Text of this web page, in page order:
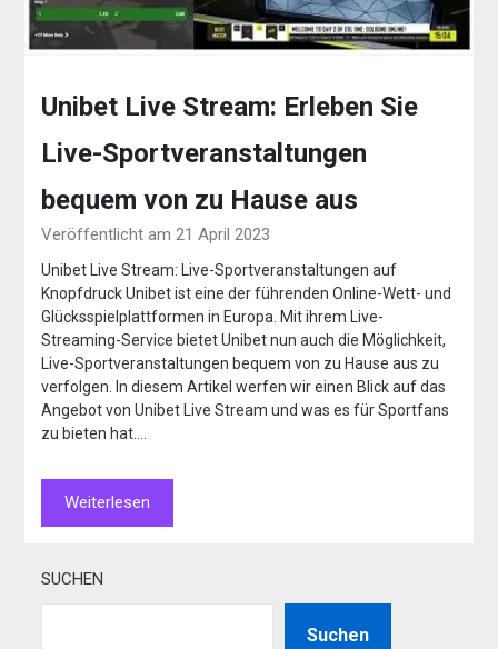
Unibet Live Stream: Erleben Sie
Live-Sportveranstaltungen
bequem von zu Hause aus
Veröffentlicht am 21 April 2023
Unibet Live Stream: Live-Sportveranstaltungen auf
Knopfdruck Unibet ist eine der führenden Online-Wett- und
Glücksspielplattformen in Europa. Mit ihrem Live-
Streaming-Service bietet Unibet nun auch die Möglichkeit,
Live-Sportveranstaltungen bequem von zu Hause aus zu
verfolgen. In diesem Artikel werfen wir einen Blick auf das
Angebot von Unibet Live Stream und was es für Sportfans
zu bieten hat….
Weiterlesen
SUCHEN
Suchen